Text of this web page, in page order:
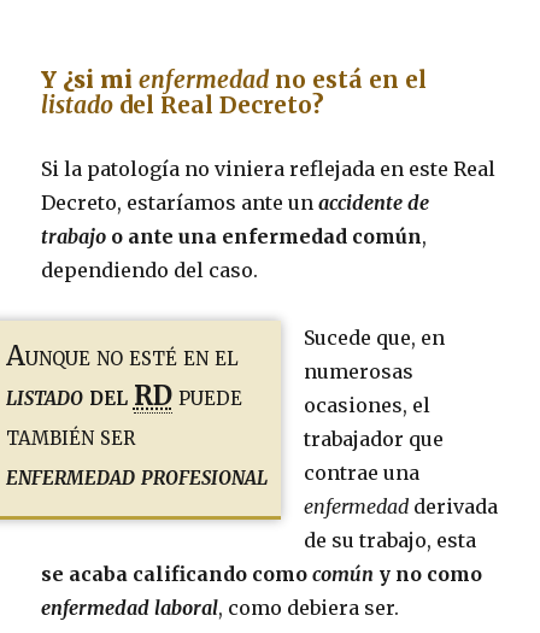
Y ¿si mienfermedad no está en el
listado del Real Decreto?
Si la patología no viniera reflejada en este Real
Decreto, estaríamos ante unaccidente de
trabajo o ante una enfermedad común,
dependiendo del caso.
Aunque no esté en el
listadodel RDpuede
también ser
enfermedad profesional
Sucede que, en
numerosas
ocasiones, el
trabajador que
contrae una
enfermedad derivada
de su trabajo, esta
se acaba calificando comocomún y no como
enfermedad laboral, como debiera ser.